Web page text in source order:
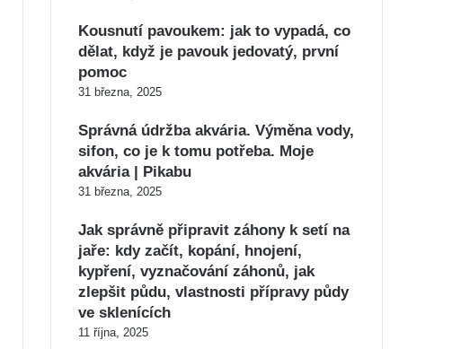
Kousnutí pavoukem: jak to vypadá, co
dělat, když je pavouk jedovatý, první
pomoc
31 března, 2025
Správná údržba akvária. Výměna vody,
sifon, co je k tomu potřeba. Moje
akvária | Pikabu
31 března, 2025
Jak správně připravit záhony k setí na
jaře: kdy začít, kopání, hnojení,
kypření, vyznačování záhonů, jak
zlepšit půdu, vlastnosti přípravy půdy
ve sklenících
11 října, 2025